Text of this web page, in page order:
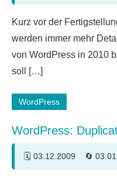
Kommentare
Kurz vor der
werden immer mehr
von WordPress in 2010
soll […]
WordPress
WordPress:
03.12.2009